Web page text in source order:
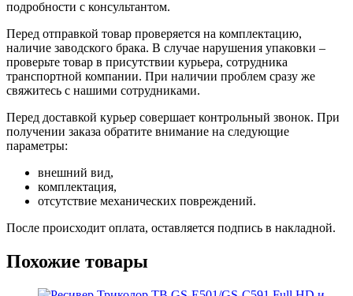
подробности с консультантом.
Перед отправкой товар проверяется на комплектацию,
наличие заводского брака. В случае нарушения упаковки –
проверьте товар в присутствии курьера, сотрудника
транспортной компании. При наличии проблем сразу же
свяжитесь с нашими сотрудниками.
Перед доставкой курьер совершает контрольный звонок. При
получении заказа обратите внимание на следующие
параметры:
внешний вид,
комплектация,
отсутствие механических повреждений.
После происходит оплата, оставляется подпись в накладной.
Похожие товары